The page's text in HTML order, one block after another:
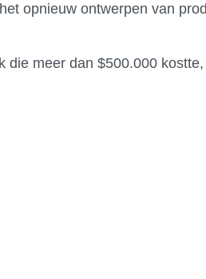
opnieuw ontwerpen van
die meer dan $500.000 kostte,